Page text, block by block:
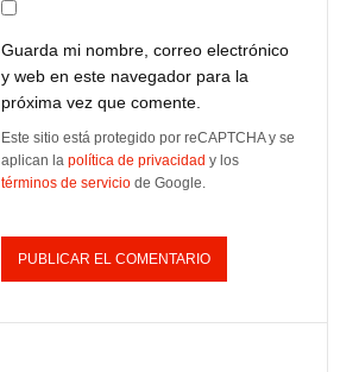
Guarda mi nombre, correo electrónico
y web en este navegador para la
próxima vez que comente.
Este sitio está protegido por reCAPTCHA y se
aplican lapolítica de privacidad y los
términos de servicio de Google.